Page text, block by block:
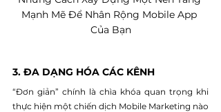
Mạnh Mẽ Để Nhân Rộng Mobile App
Của Bạn
3. ĐA DẠNG HÓA CÁC KÊNH
“Đơn giản” chính là chìa khóa quan trọng khi
thực hiện một chiến dịch Mobile Marketing nào